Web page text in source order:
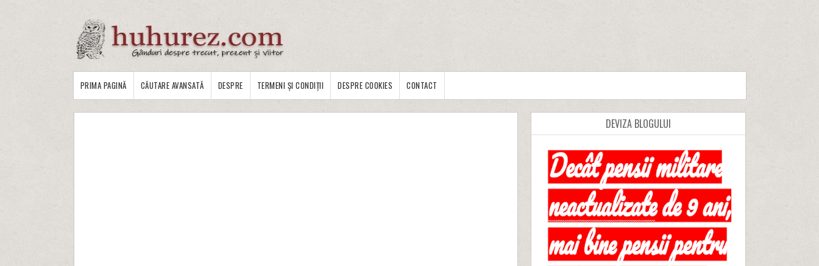
PRIMA PAGINĂ CĂUTARE AVANSATĂ DESPRE TERMENI ȘI CONDIȚII DESPRE COOKIES CONTACT
DEVIZA BLOGULUI